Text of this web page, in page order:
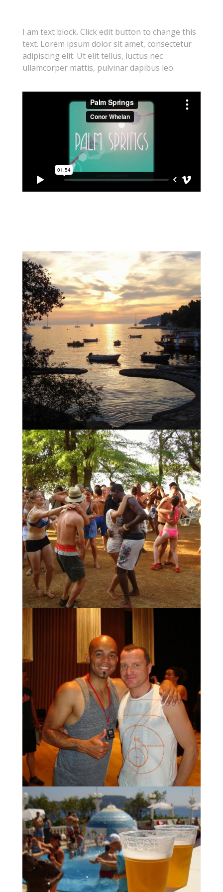
I am text block. Click edit button to change this
text. Lorem ipsum dolor sit amet, consectetur
adipiscing elit. Ut elit tellus, luctus nec
ullamcorper mattis, pulvinar dapibus leo.